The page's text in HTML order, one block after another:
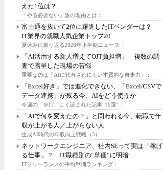
えた1位は？
「やる必要ない」派の理由とは：
富士通を抜いて2位に躍進したITベンダーは？
IT業界の就職人気企業トップ20
夏休みに振り返る2026年上半期ニュース：
「AI活用する新人増えてOJT負担増」 複数の調
査で露呈した現場の苦悩
重要なのは「AIに代替されにくい本質的な自走力」：
「Excel好き」では進化できない、「Excel/CSVで
データ連携」が残る今、AIをどう使うか
今週の「＠IT」よく読まれた記事“10選”：
「AIで何を変えたの？」と問われる今、転職で年
収が上がる人／上がらない人
生成AI時代の年収向上戦略（3）：
ネットワークエンジニア、社内SEって実は「稼げ
る仕事」？ IT職種別の“単価”に明暗
ITフリーランスの平均単価ランキング：